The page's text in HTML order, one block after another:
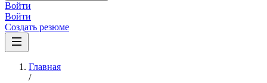
Войти
Войти
Создать резюме
Главная
/